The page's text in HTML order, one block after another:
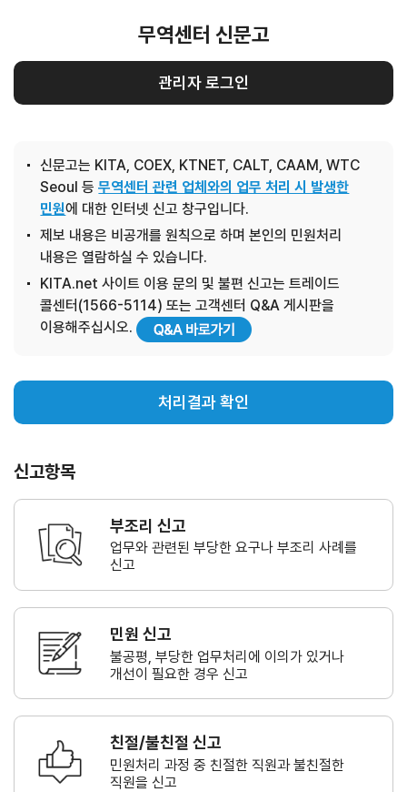
무역센터 신문고
관리자 로그인
신문고는 KITA, COEX, KTNET, CALT, CAAM, WTC
Seoul 등무역센터 관련 업체와의 업무 처리 시 발생한
민원에 대한 인터넷 신고 창구입니다.
제보 내용은 비공개를 원칙으로 하며 본인의 민원처리
내용은 열람하실 수 있습니다.
KITA.net 사이트 이용 문의 및 불편 신고는 트레이드
콜센터(1566-5114) 또는 고객센터 Q&A 게시판을
이용해주십시오.
처리결과 확인
신고항목
부조리 신고
업무와 관련된 부당한 요구나 부조리 사례를
신고
민원 신고
불공평, 부당한 업무처리에 이의가 있거나
개선이 필요한 경우 신고
친절/불친절 신고
민원처리 과정 중 친절한 직원과불친절한
직원을 신고